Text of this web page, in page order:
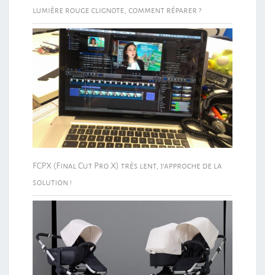
lumière rouge clignote, comment réparer ?
FCPX (Final Cut Pro X) très lent, j’approche de la
solution !